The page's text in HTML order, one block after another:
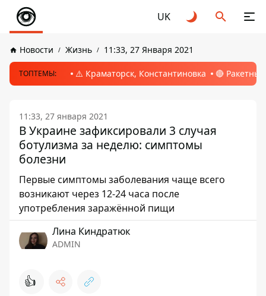
UK
Новости Жизнь 11:33, 27 Января 2021
ТОПТЕМЫ: ⚠️ Краматорск, Константиновка 🔴
11:33, 27 января 2021
В Украине зафиксировали 3 случая
ботулизма за неделю: симптомы
болезни
Первые симптомы заболевания чаще всего
возникают через 12-24 часа после
употребления заражённой пищи
Лина Киндратюк
ADMIN
👍